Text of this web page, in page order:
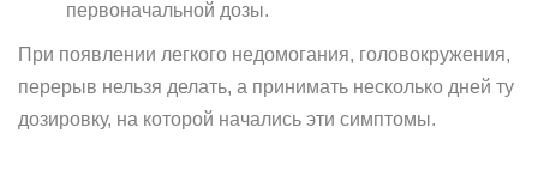
первоначальной дозы.
При появлении легкого недомогания, головокружения,
перерыв нельзя делать, а принимать несколько дней ту
дозировку, на которой начались эти симптомы.